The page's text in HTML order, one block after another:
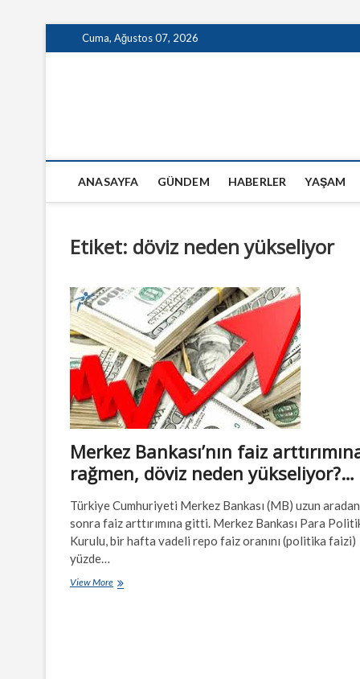
to
Cuma, Ağustos 07, 2026
ANASAYFA GÜNDEM HABERLER YAŞAM
Etiket: döviz neden yükseliyor
Merkez Bankası’nın faiz
rağmen, döviz neden yükseliyor?…
Türkiye Cumhuriyeti Merkez Bankası (MB) uzun aradan
sonra faiz arttırımına gitti. Merkez Bankası Para
Kurulu, bir hafta vadeli repo faiz oranını (politika faizi)
yüzde…
View MoreMerkez